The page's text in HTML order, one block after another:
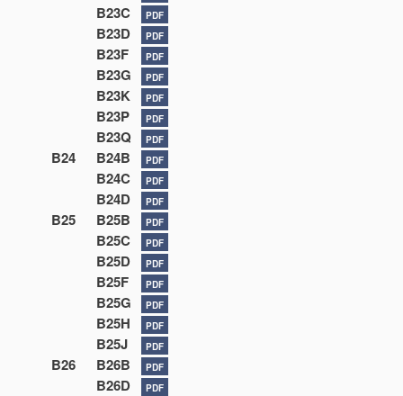
B23C PDF
B23D PDF
B23F PDF
B23G PDF
B23K PDF
B23P PDF
B23Q PDF
B24 B24B PDF
B24C PDF
B24D PDF
B25 B25B PDF
B25C PDF
B25D PDF
B25F PDF
B25G PDF
B25H PDF
B25J PDF
B26 B26B PDF
B26D PDF